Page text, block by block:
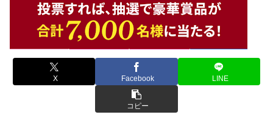
X Facebook LINE
コピー